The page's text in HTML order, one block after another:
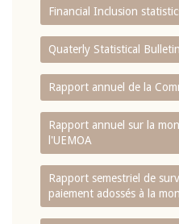
Financial Inclusion
Quaterly Statistical Bulletin
Rapport annuel de la
Rapport annuel sur la
l'UEMOA
Rapport semestriel de
paiement adossés à la